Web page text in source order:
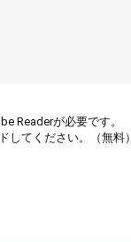
Readerが必要です。
してください。（無料）